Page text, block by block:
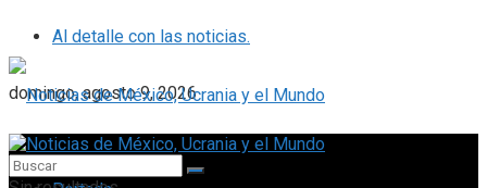
Al detalle con las noticias.
domingo, agosto 9, 2026